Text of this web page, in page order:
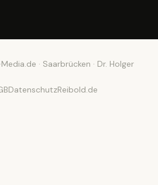
· Saarbrücken · Dr. Holger
DatenschutzReibold.de